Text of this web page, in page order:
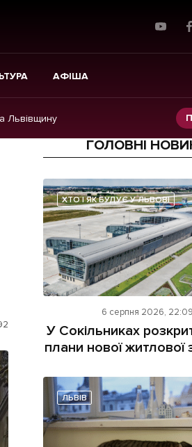
АФІША
Львівщину
Прес-релізи
Фото/Відео
Made in Lviv
на сайті
ГОЛОВНІ
ХТО І ЯК БУДУЄ У ЛЬВОВІ
6 серпня 2026, 22:09
У Сокільниках
плани нової житлової
ЛЬВІВ